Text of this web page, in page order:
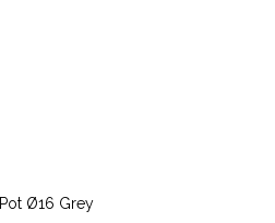
Ø16 Grey